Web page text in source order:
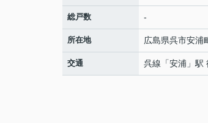
総戸数 -
所在地 広島県呉市安浦
交通 呉線 「安浦 」駅